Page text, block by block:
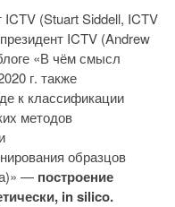
(Stuart Siddell, ICTV
ICTV (Andrew
«В чём смысл
г. также
к классификации
методов
образцов
— построение
in silico.